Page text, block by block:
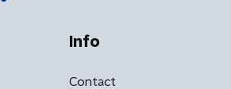
Info
Contact